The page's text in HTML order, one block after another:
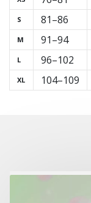
S
M
L
XL
81–86
91–94
96–102
104–109